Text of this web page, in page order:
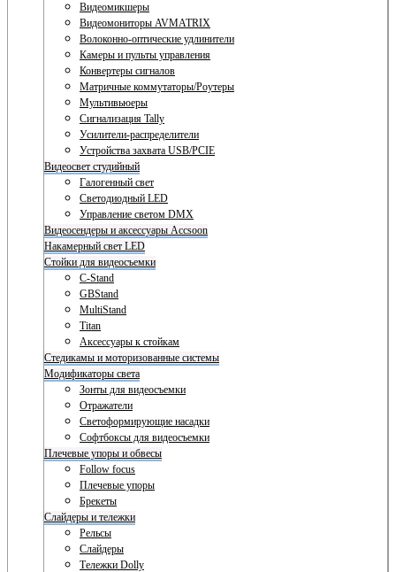
Видеомикшеры
Видеомониторы AVMATRIX
Волоконно-оптические удлинители
Камеры и пульты управления
Конвертеры сигналов
Матричные коммутаторы/Роутеры
Мультивьюеры
Сигнализация Tally
Усилители-распределители
Устройства захвата USB/PCIE
Видеосвет студийный
Галогенный свет
Светодиодный LED
Управление светом DMX
Видеосендеры и аксессуары Accsoon
Накамерный свет LED
Стойки для видеосъемки
C-Stand
GBStand
MultiStand
Titan
Аксессуары к стойкам
Стедикамы и моторизованные системы
Модификаторы света
Зонты для видеосъемки
Отражатели
Светоформирующие насадки
Софтбоксы для видеосъемки
Плечевые упоры и обвесы
Follow focus
Плечевые упоры
Брекеты
Слайдеры и тележки
Рельсы
Слайдеры
Тележки Dolly